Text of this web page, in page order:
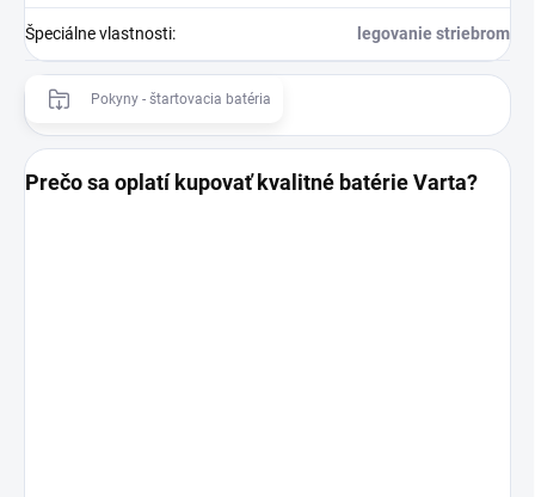
Špeciálne vlastnosti: legovanie striebrom
Pokyny - štartovacia batéria
Prečo sa oplatí kupovať kvalitné batérie Varta?